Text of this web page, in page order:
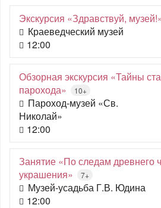
Экскурсия «Здравствуй,
Краеведческий музей
12:00
Обзорная экскурсия «Тайны
парохода»
10+
Пароход-музей «Св.
Николай»
12:00
Занятие «По следам древнего
украшения»
7+
Музей-усадьба Г.В. Юдина
12:00